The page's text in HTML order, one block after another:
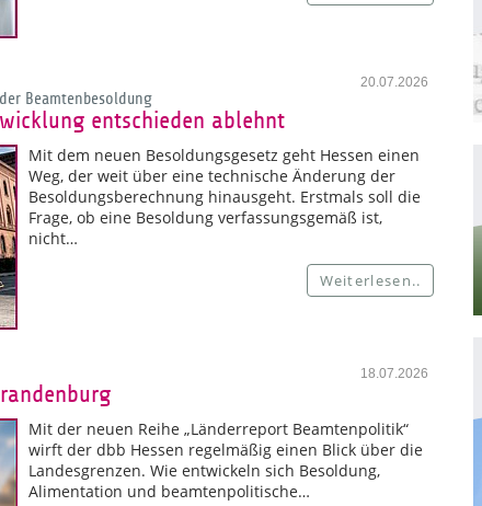
20.07.2026
Beamtenbesoldung
entschieden ablehnt
Mit dem neuen Besoldungsgesetz geht Hessen einen
Weg, der weit über eine technische Änderung der
Besoldungsberechnung hinausgeht. Erstmals soll die
Frage, ob eine Besoldung verfassungsgemäß ist,
nicht…
Weiterlesen..
18.07.2026
Mit der neuen Reihe „Länderreport Beamtenpolitik“
wirft der dbb Hessen regelmäßig einen Blick über die
Landesgrenzen. Wie entwickeln sich Besoldung,
Alimentation und beamtenpolitische…